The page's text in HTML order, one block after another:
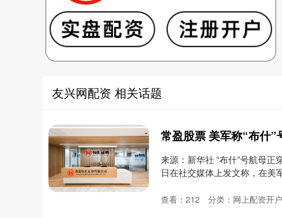
友兴网配资 相关话题
来源：新华社 “布什”号航母
日在社交媒体上发文称，在美
查看： 212 分类： 网上配资开户